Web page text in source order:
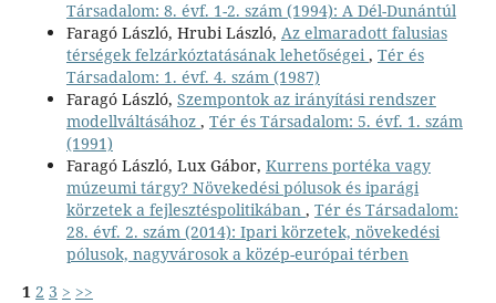
Társadalom: 8. évf. 1-2. szám (1994): A Dél-Dunántúl
Faragó László, Hrubi László, Az elmaradott falusias
térségek felzárkóztatásának lehetőségei , Tér és
Társadalom: 1. évf. 4. szám (1987)
Faragó László, Szempontok az irányítási rendszer
modellváltásához , Tér és Társadalom: 5. évf. 1. szám
(1991)
Faragó László, Lux Gábor, Kurrens portéka vagy
múzeumi tárgy? Növekedési pólusok és iparági
körzetek a fejlesztéspolitikában , Tér és Társadalom:
28. évf. 2. szám (2014): Ipari körzetek, növekedési
pólusok, nagyvárosok a közép-európai térben
1 2 3 > >>